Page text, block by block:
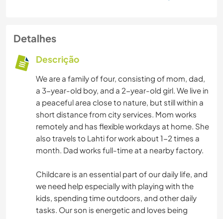
Detalhes
Descrição
We are a family of four, consisting of mom, dad,
a 3-year-old boy, and a 2-year-old girl. We live in
a peaceful area close to nature, but still within a
short distance from city services. Mom works
remotely and has flexible workdays at home. She
also travels to Lahti for work about 1-2 times a
month. Dad works full-time at a nearby factory.
Childcare is an essential part of our daily life, and
we need help especially with playing with the
kids, spending time outdoors, and other daily
tasks. Our son is energetic and loves being